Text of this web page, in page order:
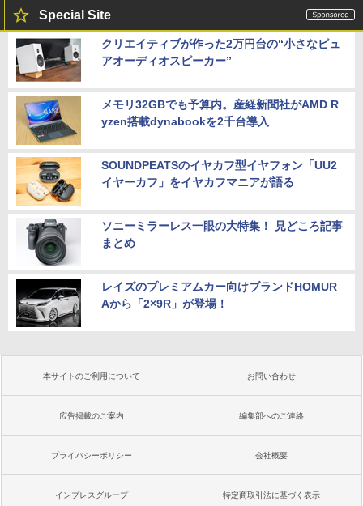
Special Site
クリエイティブが作った2万円台の“小さなピュ
アオーディオスピーカー”
メモリ32GBでも予算内。産経新聞社がAMD R
yzen搭載dynabookを2千台導入
SOUNDPEATSのイヤカフ型イヤフォン「UU2
イヤーカフ」をイヤカフマニアが語る
ソニーミラーレス一眼の大特集！ 見どころ記事
まとめ
レイズのプレミアムカー向けブランドHOMUR
Aから「2×9R」が登場！
本サイトのご利用について お問い合わせ
広告掲載のご案内 編集部へのご連絡
プライバシーポリシー 会社概要
インプレスグループ 特定商取引法に基づく表示